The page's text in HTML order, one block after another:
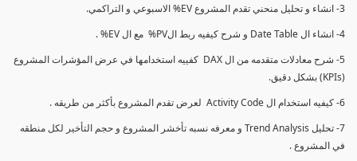
3- انشاء و تحليل منحني تقدم المشروع EV% الاسبوعي و التراكمي.
4- انشاء ال Date Table و شرح كيفيه ربط الPV% مع ال EV% .
5- شرح معادلات متقدمه من ال DAX كفييه استخدامها في عرض المؤشرات المشروع
(KPIs) بشكل دقيق.
6- كيفيه استخدام ال Activity Code لعرض تقدم المشروع بأكثر من طريقه .
7- تحليل Trend Analysis و معرفه نسبه تأخشر المشروع و حجم التأخير لكل منطقه
في المشروع .